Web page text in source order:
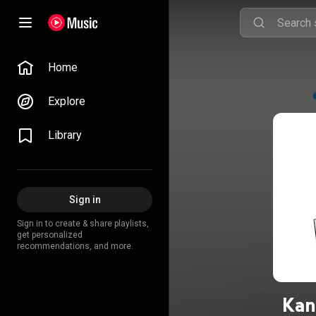
Home
Explore
Library
Sign in
Sign in to create & share playlists,
get personalized
recommendations, and more.